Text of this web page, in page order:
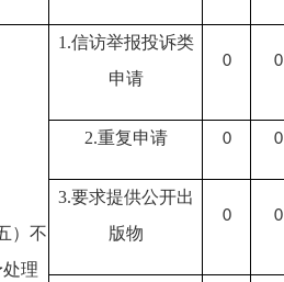
）不
理
1.信访举报投诉类
申请
0 0
2.重复申请 0 0
3.要求提供公开出
版物
0 0